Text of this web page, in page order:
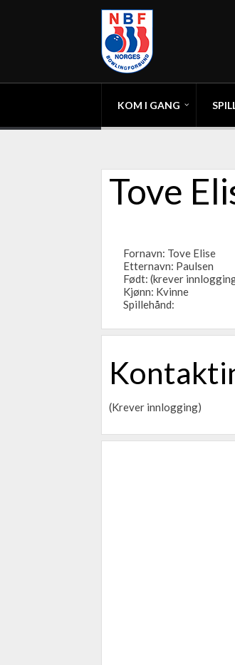
KOM I GANG
Tove
Fornavn: Tove Elise
Etternavn: Paulsen
Født: (krever
Kjønn: Kvinne
Spillehånd:
(Krever innlogging)